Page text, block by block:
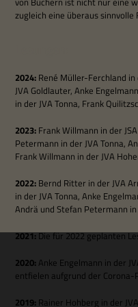
zugleich eine über­aus
2024: René Mül­ler-Fer­ch­land
JVA Gold­lau­ter, Anke
in der JVA Tonna, Frank
2023: Frank Will­mann in der
Peter­mann in der JVA Tonna,
Frank Will­mann in der JVA
2022: Bernd Rit­ter in der JVA
in der JVA Tonna, Anke
Andrä und Ste­fan Peter­mann
2021:Die für 2022 geplan­ten
2020: Anke Engel­mann in der
ent­fie­len auf­grund der Corona-
2019: Rai­ner Hoh­berg in der